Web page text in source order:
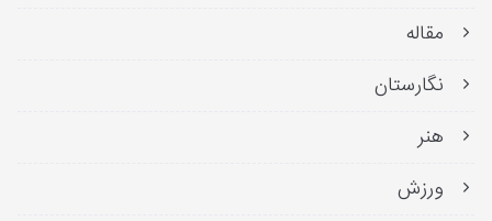
مقاله
نگارستان
هنر
ورزش